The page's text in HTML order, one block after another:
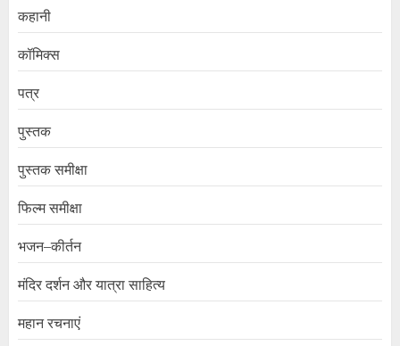
कहानी
कॉमिक्स
पत्र
पुस्तक
पुस्तक समीक्षा
फिल्म समीक्षा
भजन–कीर्तन
मंदिर दर्शन और यात्रा साहित्य
महान रचनाएं